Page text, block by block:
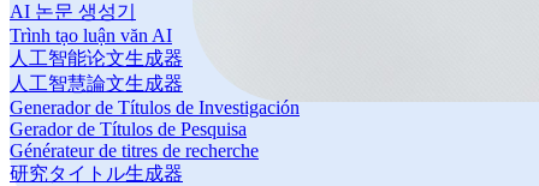
AI 논문 생성기
Trình tạo luận văn AI
人工智能论文生成器
人工智慧論文生成器
Generador de Títulos de Investigación
Gerador de Títulos de Pesquisa
Générateur de titres de recherche
研究タイトル生成器